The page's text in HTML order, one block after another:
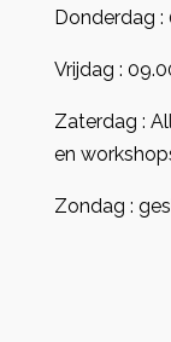
Donderdag :
Vrijdag :
Zaterdag :
en
Zondag :